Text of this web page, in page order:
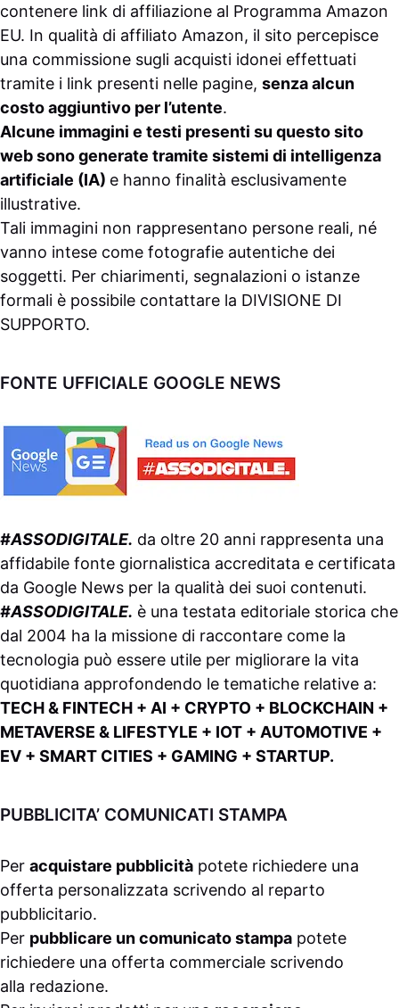
contenere link di affiliazione al Programma Amazon
EU. In qualità di affiliato Amazon, il sito percepisce
una commissione sugli acquisti idonei effettuati
tramite i link presenti nelle pagine, senza alcun
costo aggiuntivo per l’utente.
Alcune immagini e testi presenti su questo sito
web sono generate tramite sistemi di intelligenza
artificiale (IA) e hanno finalità esclusivamente
illustrative.
Tali immagini non rappresentano persone reali, né
vanno intese come fotografie autentiche dei
soggetti. Per chiarimenti, segnalazioni o istanze
formali è possibile contattare la DIVISIONE DI
SUPPORTO.
FONTE UFFICIALE GOOGLE NEWS
#ASSODIGITALE. da oltre 20 anni rappresenta una
affidabile fonte giornalistica accreditata e certificata
da Google News per la qualità dei suoi contenuti.
#ASSODIGITALE. è una testata editoriale storica che
dal 2004 ha la missione di raccontare come la
tecnologia può essere utile per migliorare la vita
quotidiana approfondendo le tematiche relative a:
TECH & FINTECH + AI + CRYPTO + BLOCKCHAIN +
METAVERSE & LIFESTYLE + IOT + AUTOMOTIVE +
EV + SMART CITIES + GAMING + STARTUP.
PUBBLICITA’ COMUNICATI STAMPA
Per acquistare pubblicità potete richiedere una
offerta personalizzata scrivendo al reparto
pubblicitario.
Per pubblicare un comunicato stampa potete
richiedere una offerta commerciale scrivendo
alla redazione.